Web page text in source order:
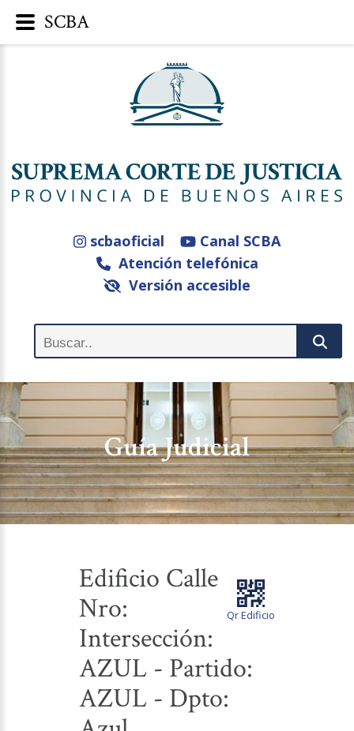
scbaoficial
Canal SCBA
Atención telefónica
Versión accesible
Guía Judicial
Qr Edificio
Edificio Calle
Nro:
Intersección:
AZUL - Partido:
AZUL - Dpto:
SCBA